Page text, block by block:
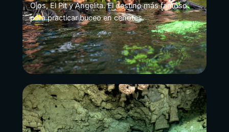
Ojos, El Pit y Angelita. El destino más famoso
para practicar buceo en cenotes.